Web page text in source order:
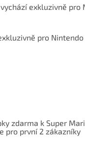
exkluzivně pro
pro
zdarma k Super
pro první 2 zákazníky